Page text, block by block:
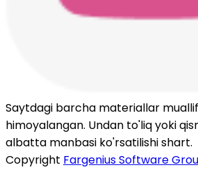
Saytdagi barcha materiallar
himoyalangan. Undan to'liq yoki
albatta manbasi ko'rsatilishi shart.
Copyright Fargenius Software